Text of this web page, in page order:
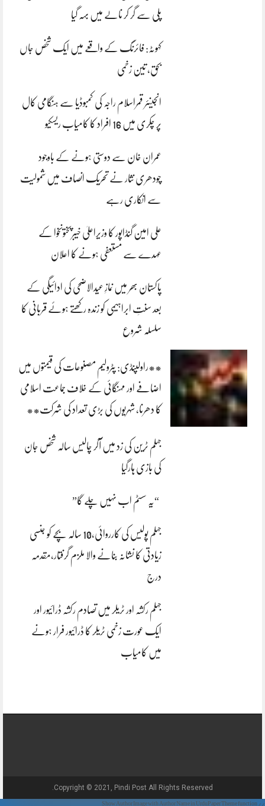
پلی سے گر کر نالے میں بہہ گیا
کہوٹہ: فائرنگ کے واقعے میں ایک شخص جاں
بحق، تین زخمی
انجینئر قمراسلام راجہ کی کمبوڈیا سے ہنگامی کال
پر چکری میں 16 افراد کا کامیاب ریسکیو
عمران خان سے دوستی ہونے کے باوجود
چودھری نثار نے تحریک انصاف میں شمولیت
سے انکاری رہے
علی امین گنڈاپور کا وزیراعلیٰ خیبرپختونخوا کے
عہدے سے مستعفی ہونے کا اعلان
پاکستان بھر میں نمازِ عیدالاضحی کی ادائیگی کے
بعد سنتِ ابراہیمی کو زندہ رکھتے ہوئے قربانی کا
سلسلہ شروع
**راولپنڈی: پٹرولیم مصنوعات کی قیمتوں میں
اضافے اور مہنگائی کے خلاف جماعت اسلامی
کا دھرنا، شہریوں کی بڑی تعداد کی شرکت**
جہلم ٹرین کی زد میں آکر چالیس سالہ شخص جان
کی بازی ہارگیا
“یہ سسٹم اب نہیں چلے گا”
جہلم پولیس کی کارروائی،10 سالہ بچے کو جنسی
زیادتی کا نشانہ بنانے والا ملزم گرفتار،مقدمہ
درج
جہلم رکشہ اور ٹریلر میں تصادم رکشہ ڈرائیور اور
ایک عورت زخمی ٹریلر کا ڈرائیور فرار ہونے
میں کامیاب
Copyright © 2021, Pindi Post All Rights Reserved.
// Show Author Image with Author Name in UrduPaper Theme function